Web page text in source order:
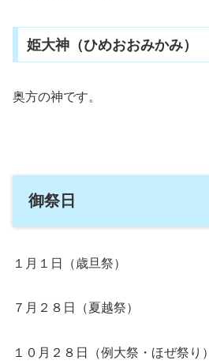
姫大神（ひめおおみかみ）
奥方の神です。
御祭日
１月１日（歳旦祭）
７月２８日（夏越祭）
１０月２８日（例大祭・ほぜ祭り）